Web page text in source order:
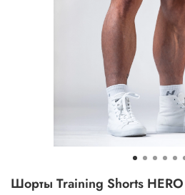
Шорты Training Shorts